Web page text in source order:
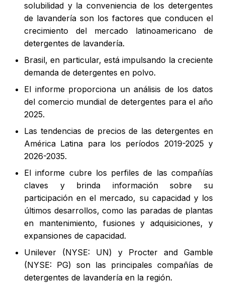
solubilidad y la conveniencia de los detergentes
de lavandería son los factores que conducen el
crecimiento del mercado latinoamericano de
detergentes de lavandería.
Brasil, en particular, está impulsando la creciente
demanda de detergentes en polvo.
El informe proporciona un análisis de los datos
del comercio mundial de detergentes para el año
2025.
Las tendencias de precios de las detergentes en
América Latina para los períodos 2019-2025 y
2026-2035.
El informe cubre los perfiles de las compañías
claves y brinda información sobre su
participación en el mercado, su capacidad y los
últimos desarrollos, como las paradas de plantas
en mantenimiento, fusiones y adquisiciones, y
expansiones de capacidad.
Unilever (NYSE: UN) y Procter and Gamble
(NYSE: PG) son las principales compañías de
detergentes de lavandería en la región.